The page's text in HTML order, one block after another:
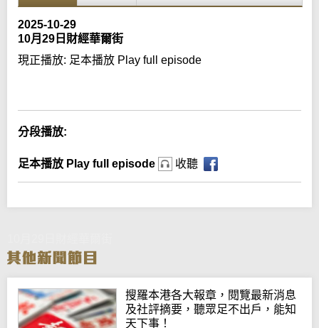
2025-10-29
10月29日財經華爾街
現正播放: 足本播放 Play full episode
分段播放:
足本播放 Play full episode 收聽
搜羅本港各大報章，閱覽最新消息
及社評摘要，聽眾足不出戶，能知
天下事！